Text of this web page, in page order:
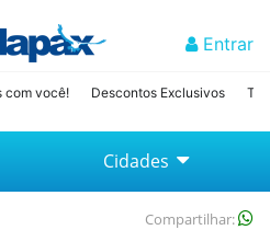
Entrar
com você! Descontos Exclusivos
Cidades
Compartilhar: